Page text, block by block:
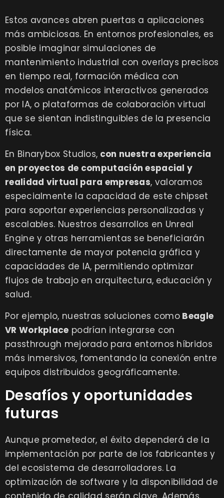
Estos avances abren puertas a aplicaciones
más ambiciosas. En entornos profesionales, es
posible imaginar simulaciones de
mantenimiento industrial con overlays precisos
en tiempo real, formación médica con
modelos anatómicos interactivos generados
por IA, o plataformas de colaboración virtual
que se sientan indistinguibles de la presencia
física.
En Binarybox Studios, con nuestra experiencia
en proyectos de computación espacial y
realidad virtual para empresas, valoramos
especialmente la capacidad de este chipset
para soportar experiencias personalizadas y
escalables. Nuestros desarrollos en Unreal
Engine y otras herramientas se beneficiarán
directamente de mayor potencia gráfica y
capacidades de IA, permitiendo optimizar
flujos de trabajo en arquitectura, educación y
salud.
Por ejemplo, nuestras soluciones como Beagle
VR Workplace podrían integrarse con
passthrough mejorado para entornos híbridos
más inmersivos, fomentando la conexión entre
equipos distribuidos geográficamente.
Desafíos y oportunidades
futuras
Aunque prometedor, el éxito dependerá de la
implementación por parte de los fabricantes y
del ecosistema de desarrolladores. La
optimización de software y la disponibilidad de